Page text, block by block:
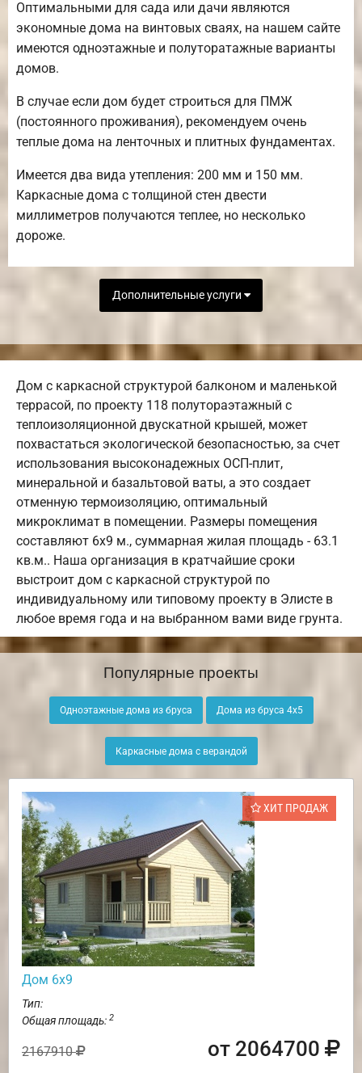
Оптимальными для сада или дачи являются
экономные дома на винтовых сваях, на нашем сайте
имеются одноэтажные и полуторатажные варианты
домов.
В случае если дом будет строиться для ПМЖ
(постоянного проживания), рекомендуем очень
теплые дома на ленточных и плитных фундаментах.
Имеется два вида утепления: 200 мм и 150 мм.
Каркасные дома с толщиной стен двести
миллиметров получаются теплее, но несколько
дороже.
Дополнительные услуги
Дом с каркасной структурой балконом и маленькой
террасой, по проекту 118 полутораэтажный с
теплоизоляционной двускатной крышей, может
похвастаться экологической безопасностью, за счет
использования высоконадежных ОСП-плит,
минеральной и базальтовой ваты, а это создает
отменную термоизоляцию, оптимальный
микроклимат в помещении. Размеры помещения
составляют 6х9 м., суммарная жилая площадь - 63.1
кв.м.. Наша организация в кратчайшие сроки
выстроит дом с каркасной структурой по
индивидуальному или типовому проекту в Элисте в
любое время года и на выбранном вами виде грунта.
Популярные проекты
Одноэтажные дома из бруса Дома из бруса 4х5
Каркасные дома с верандой
ХИТ ПРОДАЖ
Дом 6х9
Тип:
Общая площадь: 2
2167910 от 2064700